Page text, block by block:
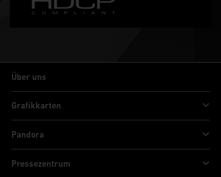
Über uns
Über uns
Grafikkarten
GeForce RTX™ 40 Series
GeForce RTX™ 30 Series
Pandora
Pressezentrum